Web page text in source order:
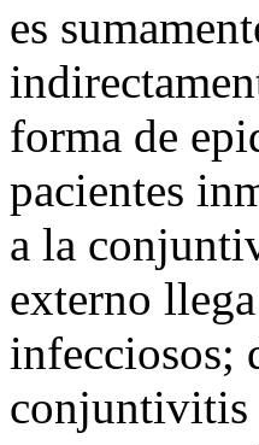
es
forma de
pacientes
a la
externo
infecciosos;
conjuntivitis